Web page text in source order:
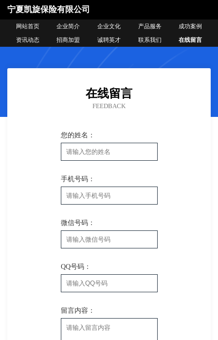
宁夏凯旋保险有限公司
网站首页 企业简介 企业文化 产品服务
成功案例
资讯动态
招商加盟 诚聘英才 联系我们 在线留言
在线留言
FEEDBACK
您的姓名：
手机号码：
微信号码：
QQ号码：
留言内容：